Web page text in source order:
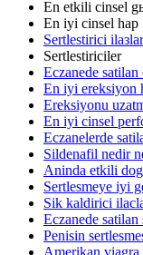
En etkili cinsel
En iyi cinsel hap
Sertlestirici ilaзlar
Sertlestiriciler
Eczanede
En iyi ereksiyon
Ereksiyonu
En iyi cinsel
Eczanelerde
Sildenafil nedir
Aninda etkili
Sertlesmeye iyi
Sik kaldirici
Eczanede
Penisin
Amerikan